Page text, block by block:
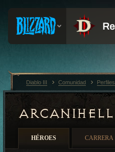
ARCANIHELL
HÉROES CARRERA
Diablo III Comunidad Perfiles